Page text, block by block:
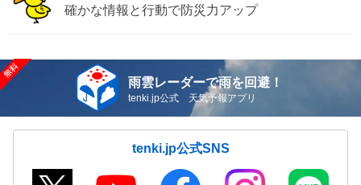
確かな情報と行動で防災力アップ
雨雲レーダーで雨を回避！
tenki.jp公式 天気予報アプリ
tenki.jp公式SNS